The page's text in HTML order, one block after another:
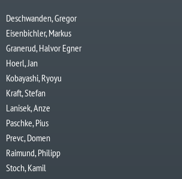
Deschwanden, Gregor
Eisenbichler, Markus
Granerud, Halvor Egner
Hoerl, Jan
Kobayashi, Ryoyu
Kraft, Stefan
Lanisek, Anze
Paschke, Pius
Prevc, Domen
Raimund, Philipp
Stoch, Kamil